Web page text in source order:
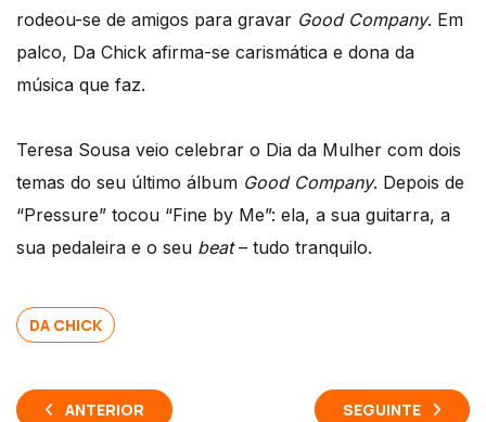
rodeou-se de amigos para gravar Good Company. Em
palco, Da Chick afirma-se carismática e dona da
música que faz.
Teresa Sousa veio celebrar o Dia da Mulher com dois
temas do seu último álbum Good Company. Depois de
“Pressure” tocou “Fine by Me”: ela, a sua guitarra, a
sua pedaleira e o seu beat– tudo tranquilo.
DA CHICK
ANTERIOR SEGUINTE